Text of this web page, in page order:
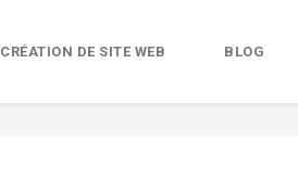
CRÉATION DE SITE WEB BLOG